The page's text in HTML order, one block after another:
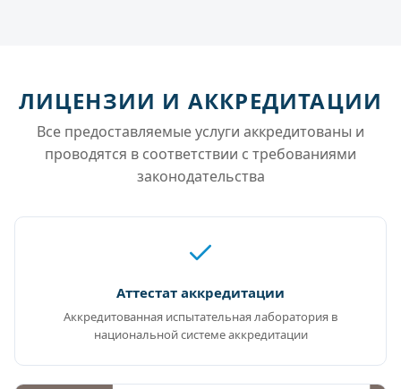
ЛИЦЕНЗИИ И АККРЕДИТАЦИИ
Все предоставляемые услуги аккредитованы и
проводятся в соответствии с требованиями
законодательства
Аттестат аккредитации
Аккредитованная испытательная лаборатория в
национальной системе аккредитации